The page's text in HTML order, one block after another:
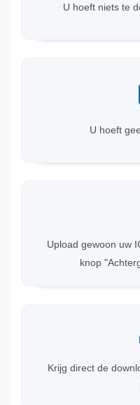
U hoeft niets te
U hoeft
Upload gewoon uw
knop
Krijg direct de